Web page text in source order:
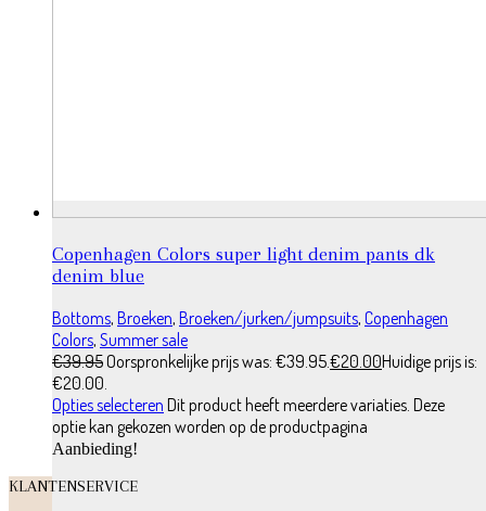
Copenhagen Colors super light denim pants dk
denim blue
Bottoms, Broeken, Broeken/jurken/jumpsuits, Copenhagen
Colors, Summer sale
€39.95Oorspronkelijke prijs was: €39.95.€20.00Huidige prijs is:
€20.00.
Opties selecteren Dit product heeft meerdere variaties. Deze
optie kan gekozen worden op de productpagina
Aanbieding!
KLANTENSERVICE